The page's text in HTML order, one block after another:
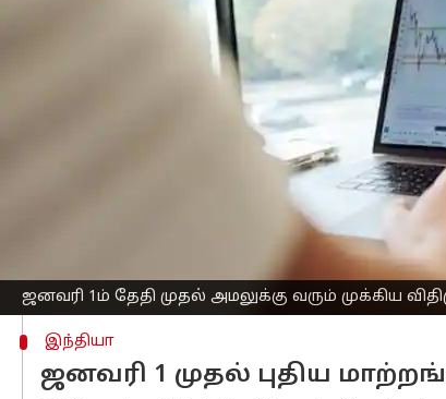
ஜனவரி 1ம் தேதி முதல் அமலுக்கு வரும் முக்கிய
வரும் டிசம்பர் 31ம் தேதிக்கு பிறகு
அமல்படுத்தப்படவிருக்கின்றன.
அறிவிக்கப்பட்டிருக்கின்றன.
டிசம்பர் 31ம் தேதிக்குள் நாம்
டீமேட் கணக்கிற்கான நாமினி:
டீமேட் கணக்கிற்கான நாமினி
விருப்பமில்லை என்பதையாவது
தவறும் பட்சத்தில், ஜனவரி 1ம்
இந்தியா
ஜனவரி 1 முதல் புதிய